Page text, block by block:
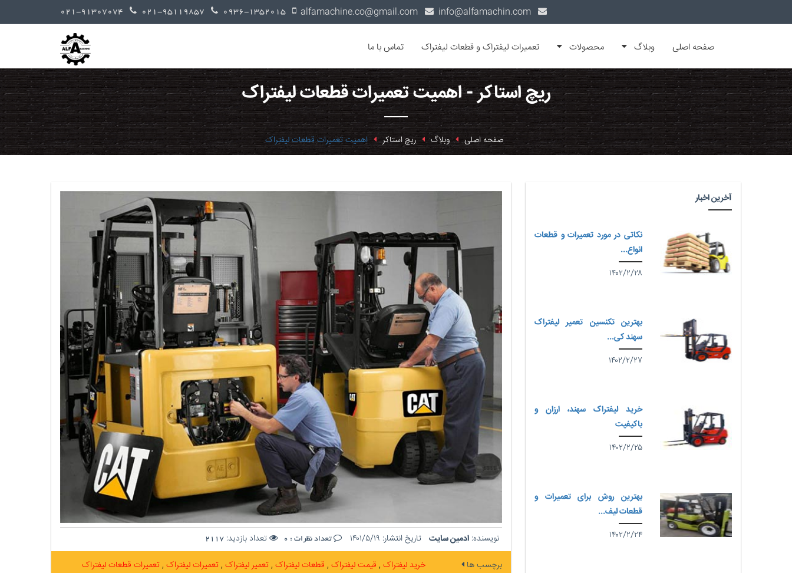
صفحه اصلی وبلاگ محصولات تعمیرات لیفتراک و قطعات لیفتراک تماس با ما
ریچ استاکر - اهمیت تعمیرات قطعات لیفتراک
صفحه اصلی وبلاگ ریچ استاکر اهمیت تعمیرات قطعات لیفتراک
نویسنده: ادمین سایت تاریخ انتشار: ۱۴۰۱/۵/۱۹ تعداد نظرات : 0 تعداد بازدید: 2117
برچسب ها خرید لیفتراک قیمت لیفتراک قطعات لیفتراک تعمیر لیفتراک تعمیرات لیفتراک تعمیرات قطعات لیفتراک
آخرین اخبار
نکاتی در مورد تعمیرات و قطعات
انواع...
۱۴۰۲/۲/۲۸
بهترین تکنسین تعمیر لیفتراک
سهند کی...
۱۴۰۲/۲/۲۷
خرید لیفتراک سهند، ارزان و
باکیفیت
۱۴۰۲/۲/۲۵
بهترین روش برای تعمیرات و
قطعات لیف...
۱۴۰۲/۲/۲۴